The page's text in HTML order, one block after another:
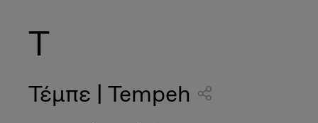
Τ
Τέμπε | Tempeh